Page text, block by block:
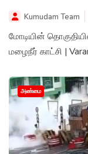
Kumudam Team
மோடியின்
மழைநீர் காட்சி |
அண்மை